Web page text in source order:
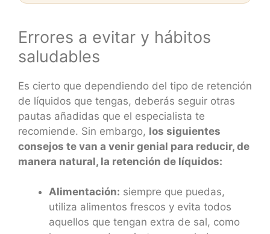
Errores a evitar y hábitos
saludables
Es cierto que dependiendo del tipo de retención
de líquidos que tengas, deberás seguir otras
pautas añadidas que el especialista te
recomiende. Sin embargo, los siguientes
consejos te van a venir genial para reducir, de
manera natural, la retención de líquidos:
Alimentación: siempre que puedas,
utiliza alimentos frescos y evita todos
aquellos que tengan extra de sal, como